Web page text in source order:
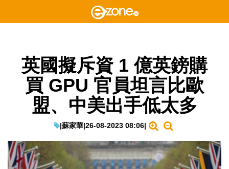
英國擬斥資 1 億英鎊購
買 GPU 官員坦言比歐
盟、中美出手低太多
|蘇家華|26-08-2023 08:06|